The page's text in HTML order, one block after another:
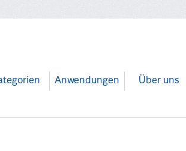
Anwendungen Über uns